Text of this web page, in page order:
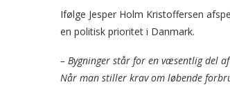
Ifølge Jesper Holm Kristoffersen
en politisk prioritet i Danmark.
– Bygninger står for en væsentlig del
Når man stiller krav om løbende